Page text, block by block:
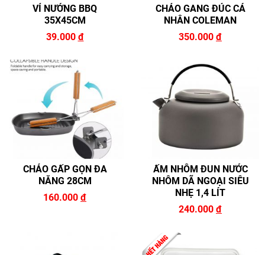
VỈ NƯỚNG BBQ
35X45CM
39.000 đ
CHẢO GANG ĐÚC CÁ
NHÂN COLEMAN
350.000 đ
CHẢO GẤP GỌN ĐA
NĂNG 28CM
160.000 đ
ẤM NHÔM ĐUN NƯỚC
NHÔM DÃ NGOẠI SIÊU
NHẸ 1,4 LÍT
240.000 đ